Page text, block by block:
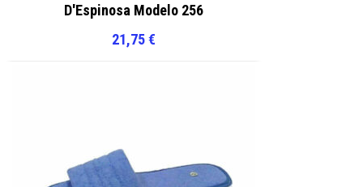
D'Espinosa Modelo 256
21,75€